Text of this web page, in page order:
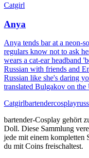
Catgirl
Anya
Anya tends bar at a neon-
regulars know not to ask
wears a cat-ear headband
Russian with friends and
Russian like she's daring
translated Bulgakov on the
Catgirlbartendercosplay
bartender-Cosplay gehört
Doll. Diese Sammlung
jede mit einem kompletten
du mit Coins freischaltest.